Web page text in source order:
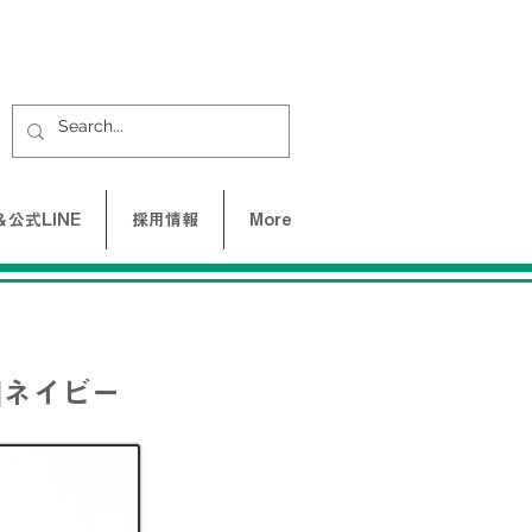
公式LINE 採用情報 More
イビー